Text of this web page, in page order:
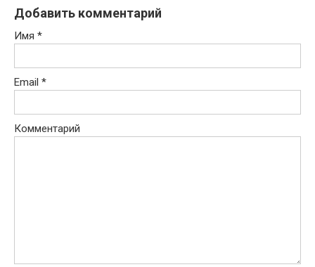
Добавить комментарий
Имя *
Email *
Комментарий